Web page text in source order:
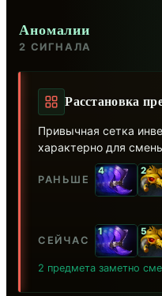
Аномалии
2 СИГНАЛА
Расстановка
Привычная сетка
характерно для
РАНЬШЕ
4 2
СЕЙЧАС
1 5
2 предмета заметно